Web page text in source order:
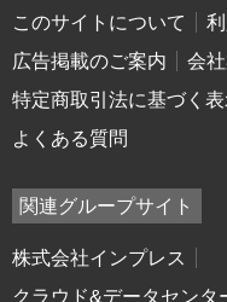
このサイトについて
広告掲載のご案内
会
特定商取引法に基づく
よくある質問
関連グループサイト
株式会社インプレス
クラウド&データセンタ